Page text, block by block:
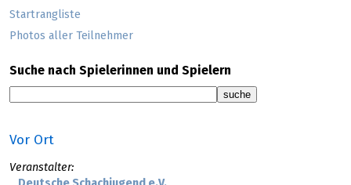
Startrangliste
Photos aller Teilnehmer
Suche nach Spielerinnen und Spielern
Vor Ort
Veranstalter: